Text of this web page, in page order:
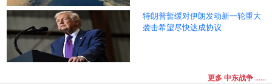
特朗普暂缓对伊朗发动新一轮重大
袭击希望尽快达成协议
更多 中东战争 ......